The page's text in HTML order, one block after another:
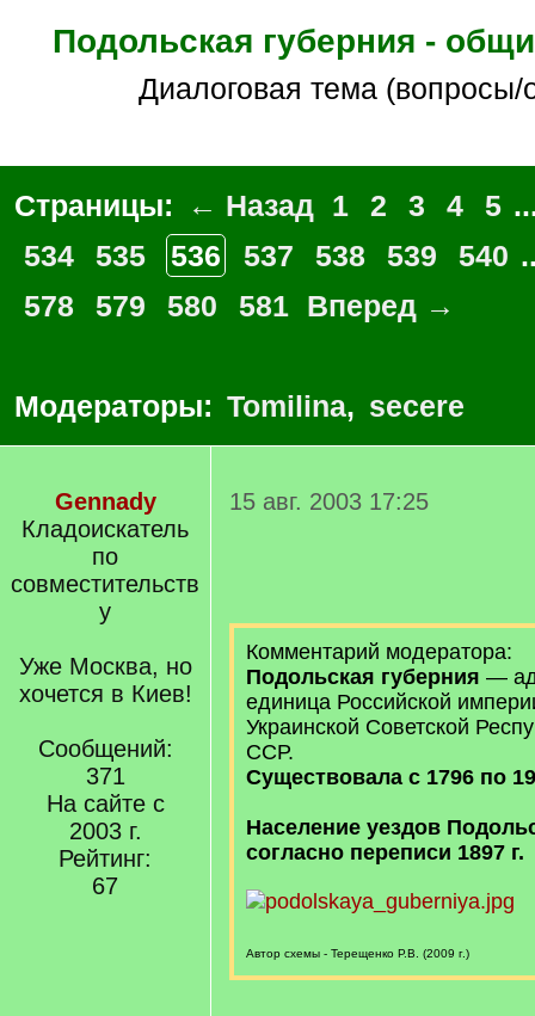
Подольская губерния -
Диалоговая тема (вопросы/
Страницы: ← Назад 1 2 3 4 5
534
535 536 537 538 539 540
578
579 580 581 Вперед →
Модераторы: Tomilina, secere
Gennady
Кладоискатель
по
совместительств
у
Уже Москва, но
хочется в Киев!
Сообщений:
371
На сайте с
2003 г.
Рейтинг:
67
15 авг. 2003 17:25
Комментарий модератора:
Подольская губерния —
единица Российской
Украинской Советской
ССР.
Существовала с 1796 по
Население уездов
согласно переписи 1897 г.
Автор схемы - Терещенко Р.В. (2009 г.)